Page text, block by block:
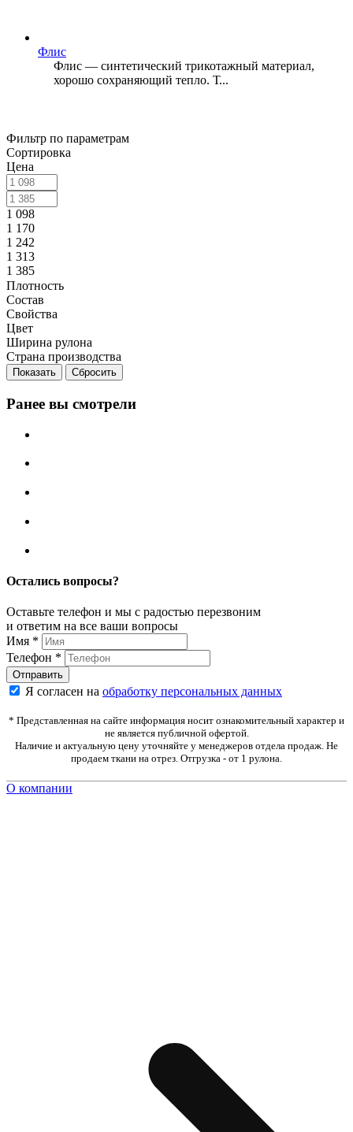
Флис
Флис — синтетический трикотажный материал,
хорошо сохраняющий тепло. Т...
Фильтр по параметрам
Сортировка
Цена
1 098
1 170
1 242
1 313
1 385
Плотность
Состав
Свойства
Цвет
Ширина рулона
Страна производства
Сбросить
Ранее вы смотрели
Остались вопросы?
Оставьте телефон и мы с радостью перезвоним
и ответим на все ваши вопросы
Имя *
Телефон *
Я согласен на обработку персональных данных
* Представленная на сайте информация носит ознакомительный характер и
не является публичной офертой.
Наличие и актуальную цену уточняйте у менеджеров отдела продаж. Не
продаем ткани на отрез. Отгрузка - от 1 рулона.
О компании